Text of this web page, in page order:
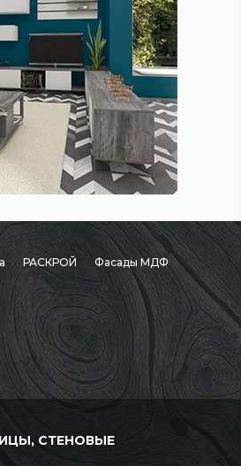
РАСКРОЙ Фасады МДФ
СТЕНОВЫЕ